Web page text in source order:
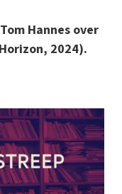
Hannes over
2024).